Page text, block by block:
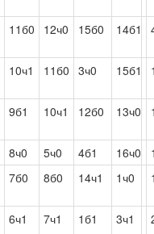
11б0 12ч0 15б0 14б1
10ч1 11б0 3ч0 15б1
9б1 10ч1 12б0 13ч0
8ч0 5ч0 4б1 16ч0
7б0 8б0 14ч1 1ч0
6ч1 7ч1 1б1 3ч1